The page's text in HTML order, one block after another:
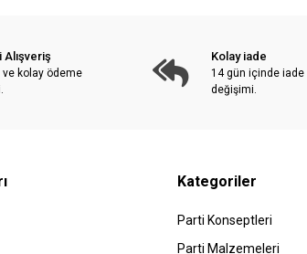
Alışveriş
ve kolay ödeme
Kolay iade
14 gün içinde iade
değişimi.
Kategoriler
Parti Konseptleri
Parti Malzemeleri